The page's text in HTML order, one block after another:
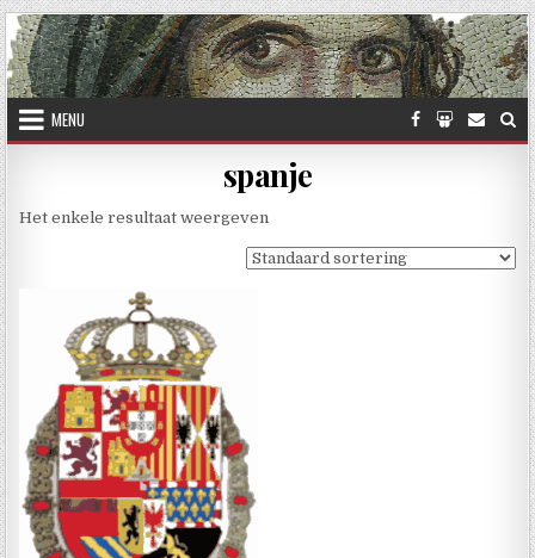
Skip to content
MENU
spanje
Het enkele resultaat weergeven